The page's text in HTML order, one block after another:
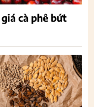
cà phê bứt